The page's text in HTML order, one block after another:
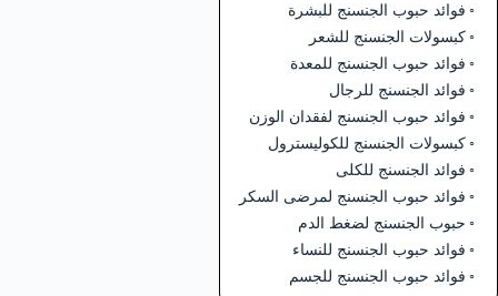
فوائد حبوب الجنسنج للبشرة
كبسولات الجنسنج للشعر
فوائد حبوب الجنسنج للمعدة
فوائد الجنسنج للرجال
فوائد حبوب الجنسنج لفقدان الوزن
كبسولات الجنسنج للكوليسترول
فوائد الجنسنج للكلى
فوائد حبوب الجنسنج لمرضى السكر
حبوب الجنسنج لضغط الدم
فوائد حبوب الجنسنج للنساء
فوائد حبوب الجنسنج للجسم